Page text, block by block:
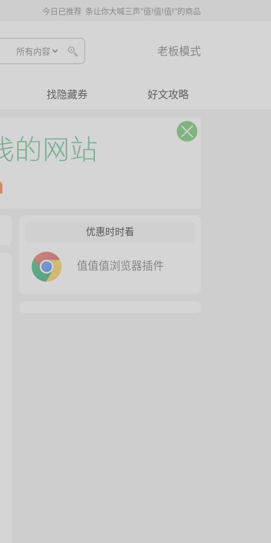
今日已推荐 条让你大喊三声"值!值!值!"的商品
老板模式
找隐藏券 好文攻略
优惠时时看
值值值浏览器插件